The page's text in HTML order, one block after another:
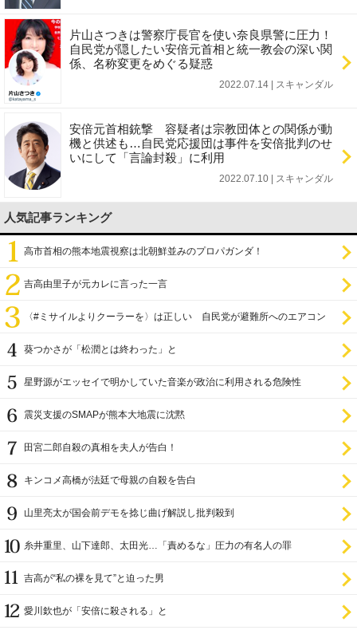
片山さつきは警察庁長官を使い奈良県警に圧力！
自民党が隠したい安倍元首相と統一教会の深い関
係、名称変更をめぐる疑惑
2022.07.14 | スキャンダル
安倍元首相銃撃 容疑者は宗教団体との関係が動
機と供述も…自民党応援団は事件を安倍批判のせ
いにして「言論封殺」に利用
2022.07.10 | スキャンダル
人気記事ランキング
高市首相の熊本地震視察は北朝鮮並みのプロパガンダ！
吉高由里子が元カレに言った一言
〈#ミサイルよりクーラーを〉は正しい 自民党が避難所へのエアコン
葵つかさが「松潤とは終わった」と
星野源がエッセイで明かしていた音楽が政治に利用される危険性
震災支援のSMAPが熊本大地震に沈黙
田宮二郎自殺の真相を夫人が告白！
キンコメ高橋が法廷で母親の自殺を告白
山里亮太が国会前デモを捻じ曲げ解説し批判殺到
糸井重里、山下達郎、太田光…「責めるな」圧力の有名人の罪
吉高が“私の裸を見て”と迫った男
愛川欽也が「安倍に殺される」と